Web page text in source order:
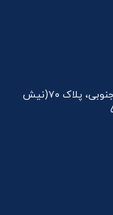
تهران، بلوار اندرزگو، نبش خیابان عبداللهی جنوبی، پلاک ۷۰(نیش